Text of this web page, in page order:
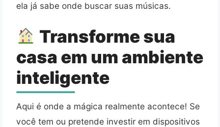
ela já sabe onde buscar suas músicas.
Transforme sua
casa em um ambiente
inteligente
Aqui é onde a mágica realmente acontece! Se
você tem ou pretende investir em dispositivos